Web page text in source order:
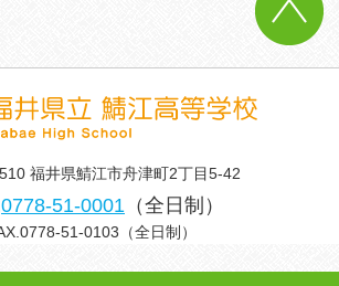
福井県鯖江市舟津町2丁目5-42
0778-51-0001 （全日制）
51-0103（全日制）